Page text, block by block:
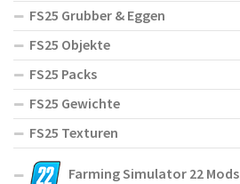
FS25 Grubber & Eggen
FS25 Objekte
FS25 Packs
FS25 Gewichte
FS25 Texturen
Farming Simulator 22 Mods